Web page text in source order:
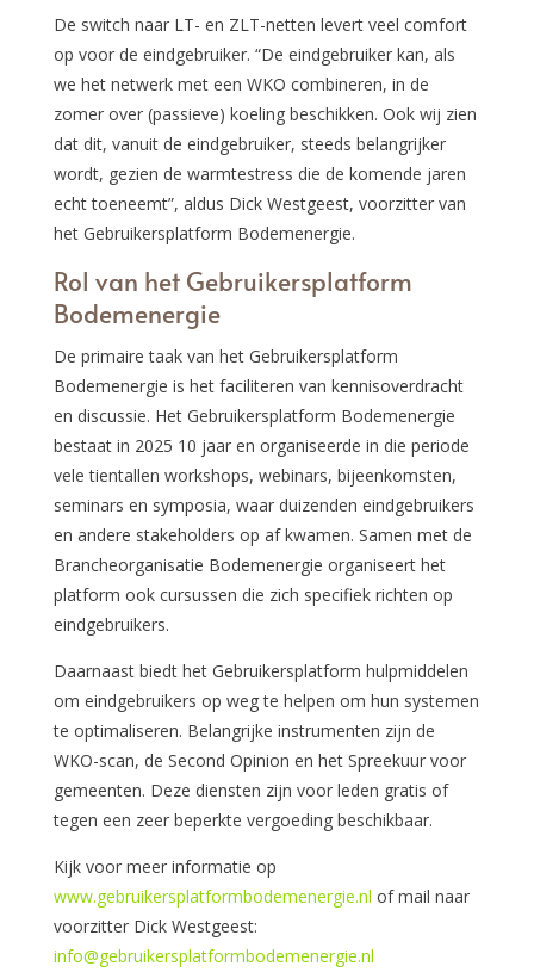
De switch naar LT- en ZLT-netten levert veel comfort
op voor de eindgebruiker. “De eindgebruiker kan, als
we het netwerk met een WKO combineren, in de
zomer over (passieve) koeling beschikken. Ook wij zien
dat dit, vanuit de eindgebruiker, steeds belangrijker
wordt, gezien de warmtestress die de komende jaren
echt toeneemt”, aldus Dick Westgeest, voorzitter van
het Gebruikersplatform Bodemenergie.
Rol van het Gebruikersplatform
Bodemenergie
De primaire taak van het Gebruikersplatform
Bodemenergie is het faciliteren van kennisoverdracht
en discussie. Het Gebruikersplatform Bodemenergie
bestaat in 2025 10 jaar en organiseerde in die periode
vele tientallen workshops, webinars, bijeenkomsten,
seminars en symposia, waar duizenden eindgebruikers
en andere stakeholders op af kwamen. Samen met de
Brancheorganisatie Bodemenergie organiseert het
platform ook cursussen die zich specifiek richten op
eindgebruikers.
Daarnaast biedt het Gebruikersplatform hulpmiddelen
om eindgebruikers op weg te helpen om hun systemen
te optimaliseren. Belangrijke instrumenten zijn de
WKO-scan, de Second Opinion en het Spreekuur voor
gemeenten. Deze diensten zijn voor leden gratis of
tegen een zeer beperkte vergoeding beschikbaar.
Kijk voor meer informatie op
www.gebruikersplatformbodemenergie.nl of mail naar
voorzitter Dick Westgeest:
info@gebruikersplatformbodemenergie.nl